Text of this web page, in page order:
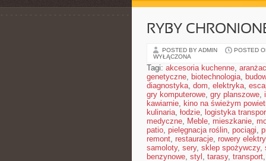
RYBY
POSTED BY ADMIN POSTED
WYŁĄCZONA
Tagi: akcesoria kuchenne,
genetyczne, biotechnologia,
diagnostyka, dom, elektryka,
gry komputerowe, gry planszowe,
kawiarnie, kino na świeżym
kulinaria, łodzie, logistyka
medyczne, Meble, mieszkanie,
patio, pielęgnacja roślin, pociągi,
remont, restauracje, rowery
samoloty, sery, sklep spożywczy,
benzynowe, styl , tarasy, transport,